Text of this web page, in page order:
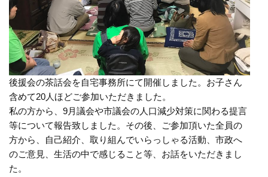
後援会の茶話会を自宅事務所にて開催しました。お子さん
含めて20人ほどご参加いただきました。
私の方から、9月議会や市議会の人口減少対策に関わる提言
等について報告致しました。その後、ご参加頂いた全員の
方から、自己紹介、取り組んでいらっしゃる活動、市政へ
のご意見、生活の中で感じること等、お話をいただきまし
た。